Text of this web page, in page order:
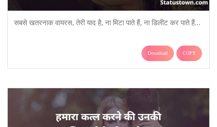
सबसे खतरनाक वायरस, तेरी याद है, ना मिटा पाते हैं, ना डिलीट कर पाते हैं...
Download COPY